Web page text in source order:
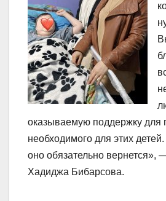
оказываемую поддержку для
необходимого для этих
оно обязательно вернется»,
Хадиджа Бибарсова.